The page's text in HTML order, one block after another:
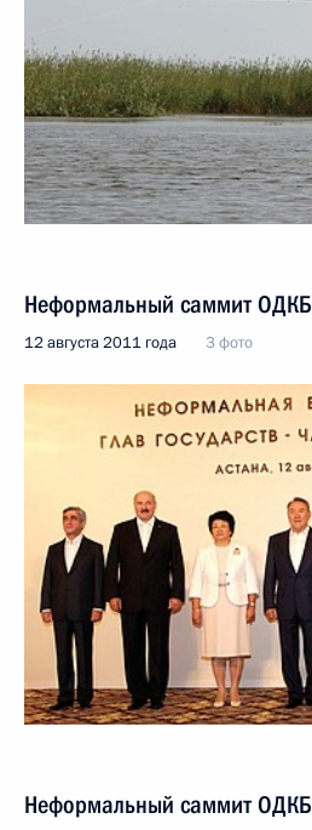
Неформальный саммит ОДКБ
12 августа 2011 года 3 фото
Неформальный саммит ОДКБ